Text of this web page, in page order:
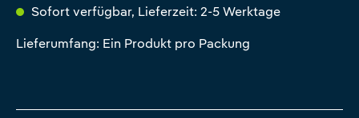
Sofort verfügbar, Lieferzeit: 2-5 Werktage
Lieferumfang: Ein Produkt pro Packung